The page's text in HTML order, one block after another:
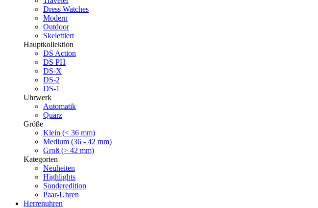
Dress Watches
Modern
Outdoor
Skelettiert
Hauptkollektion
DS Action
DS PH
DS-X
DS-2
DS-1
Uhrwerk
Automatik
Quarz
Größe
Klein (< 36 mm)
Medium (36 - 42 mm)
Groß (> 42 mm)
Kategorien
Neuheiten
Highlights
Sonderedition
Paar-Uhren
Herrenuhren